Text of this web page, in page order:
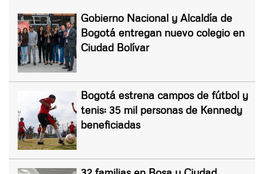
Gobierno Nacional y Alcaldía de
Bogotá entregan nuevo colegio en
Ciudad Bolívar
Bogotá estrena campos de fútbol y
tenis: 35 mil personas de Kennedy
beneficiadas